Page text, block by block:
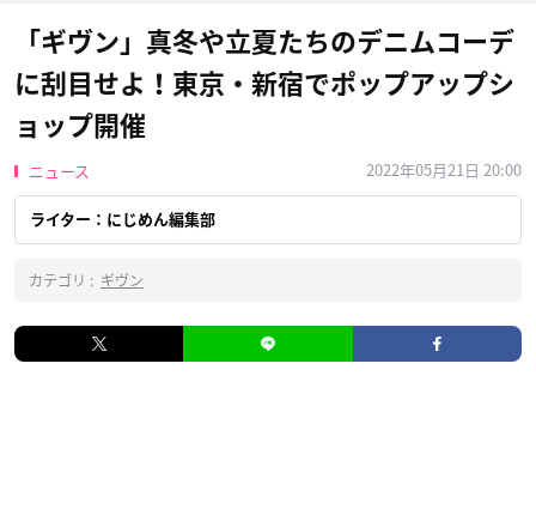
「ギヴン」真冬や立夏たちのデニムコーデ
に刮目せよ！東京・新宿でポップアップシ
ョップ開催
ニュース 2022年05月21日 20:00
ライター：にじめん編集部
カテゴリ : ギヴン